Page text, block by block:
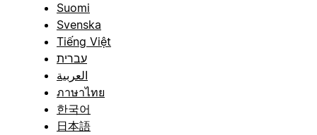
Suomi
Svenska
Tiếng Việt
עברית
العربية
ภาษาไทย
한국어
日本語